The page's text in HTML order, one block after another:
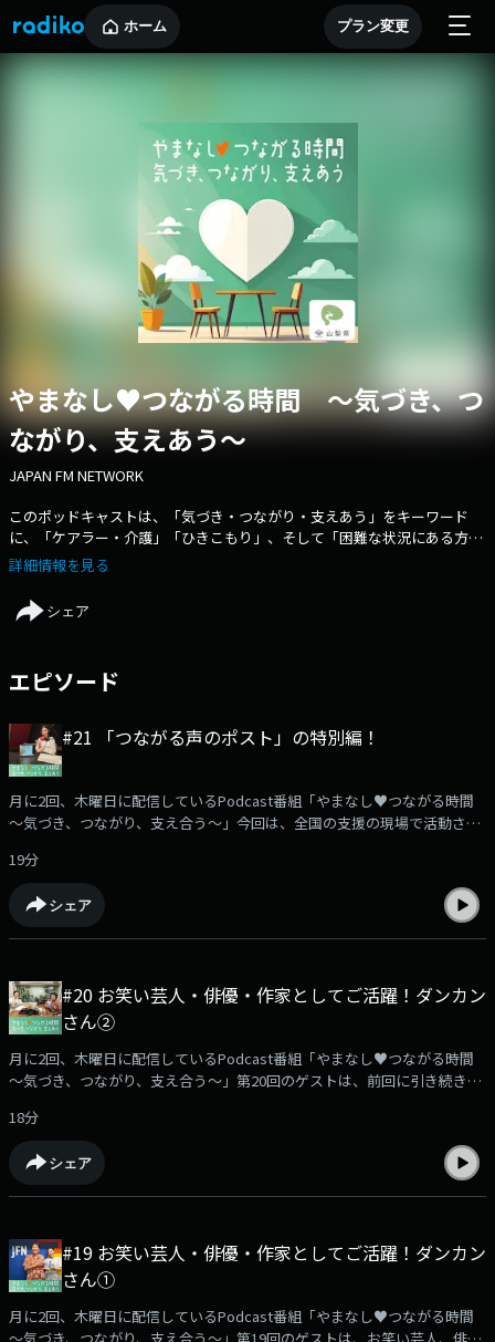
ホーム プラン変更
やまなし♥つながる時間 ～気づき、つ
ながり、支えあう～
JAPAN FM NETWORK
このポッドキャストは、「気づき・つながり・支えあう」をキーワード
に、「ケアラー・介護」「ひきこもり」、そして「困難な状況にある方」
など、聴いてくださるあなたにとって「心地よい居場所」を育むプログラ
ムです。月に2回、木曜日の午前中に更新されます。メッセージはこちら
からお寄せください。https://form.audee.jp/yamanashiyc/message
詳細情報を見る
シェア
エピソード
#21 「つながる声のポスト」の特別編！
月に2回、木曜日に配信しているPodcast番組「やまなし♥つながる時間
～気づき、つながり、支え合う～」今回は、全国の支援の現場で活動され
送りします。ゲストは、「KHJ全国ひきこもり家族会連合会」共同代表の
日花睦子さん。ひきこもりの当事者やご家族を取り巻く現状や、支援の現
場で感じていること、そして「つながること」の大切さについて、リモー
トでじっくりとお話を伺います。▼「KHJ全国ひきこもり家族会連合会」
(金）・26日(土)に開催される、KHJ全国大会については、公式ホームペー
ジでご確認ください。===================================番組で
は、みなさんからのメッセージを募集中です。実体験や励まされた言葉、
なたの声を、ぜひお寄せください。【やまなし♥つながる時間】メッセー
ジは…こちらから！===================================(提供:山梨
県) (MC：浜崎美保)
19分
シェア
#20 お笑い芸人・俳優・作家としてご活躍！ダンカン
さん②
月に2回、木曜日に配信しているPodcast番組「やまなし♥つながる時間
～気づき、つながり、支え合う～」第20回のゲストは、前回に引き続き、
ます。ダンカンさんは、介護の現場を取材し、2012年に介護をテーマにし
た小説『パブロフの人』を刊行されました。さらに、鈴木おさむさんとの
共著『でも大丈夫 それでも僕らは生きていく』も出版されています。前回
は、小説『パブロフの人』に込めた思いや、介護についてのお話を伺いま
ながら、人生の転機や人とのつながり、そして支え合うことについて、お
話を伺っていきます。また、番組に寄せられたリスナーの皆さんからのメ
ッセージもご紹介します。===================================番組
葉、心の叫び、番組を聴いて感じたことなど…どんな内容でも大歓迎で
18分
シェア
#19 お笑い芸人・俳優・作家としてご活躍！ダンカン
さん①
月に2回、木曜日に配信しているPodcast番組「やまなし♥つながる時間